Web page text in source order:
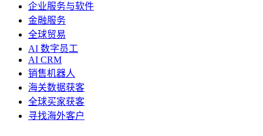
企业服务与软件
金融服务
全球贸易
AI 数字员工
AI CRM
销售机器人
海关数据获客
全球买家获客
寻找海外客户